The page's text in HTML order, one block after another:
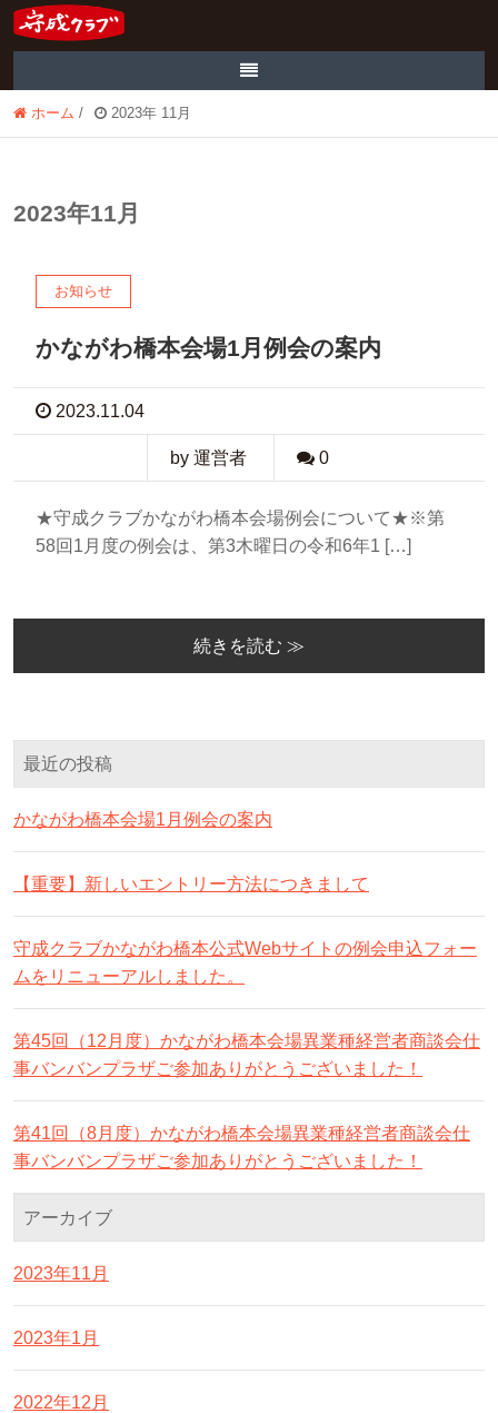
ホーム / 2023年 11月
2023年11月
お知らせ
かながわ橋本会場1月例会の案内
2023.11.04
by 運営者 0
★守成クラブかながわ橋本会場例会について★※第
58回1月度の例会は、第3木曜日の令和6年1 […]
続きを読む ≫
最近の投稿
かながわ橋本会場1月例会の案内
【重要】新しいエントリー方法につきまして
守成クラブかながわ橋本公式Webサイトの例会申込フォー
ムをリニューアルしました。
第45回（12月度）かながわ橋本会場異業種経営者商談会仕
事バンバンプラザご参加ありがとうございました！
第41回（8月度）かながわ橋本会場異業種経営者商談会仕
事バンバンプラザご参加ありがとうございました！
アーカイブ
2023年11月
2023年1月
2022年12月